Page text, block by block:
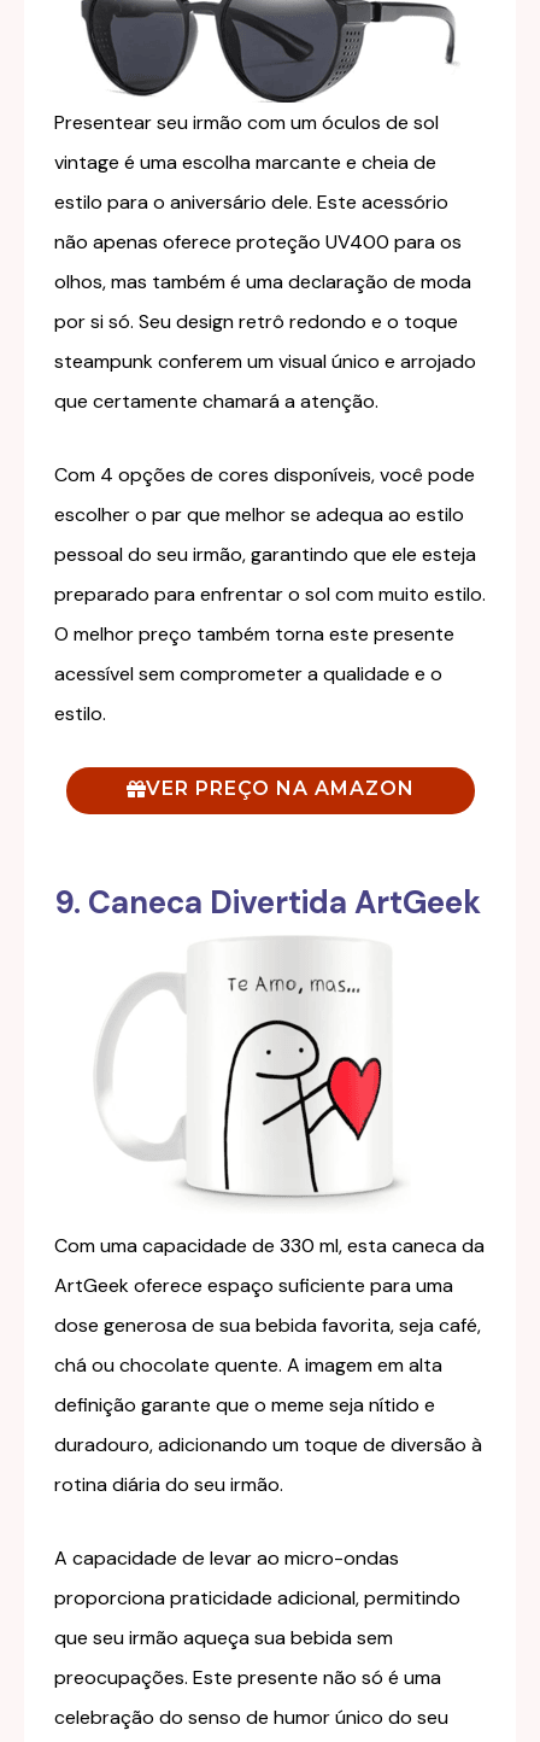
Presentear seu irmão com um óculos de sol
vintage é uma escolha marcante e cheia de
estilo para o aniversário dele. Este acessório
não apenas oferece proteção UV400 para os
olhos, mas também é uma declaração de moda
por si só. Seu design retrô redondo e o toque
steampunk conferem um visual único e arrojado
que certamente chamará a atenção.
Com 4 opções de cores disponíveis, você pode
escolher o par que melhor se adequa ao estilo
pessoal do seu irmão, garantindo que ele esteja
preparado para enfrentar o sol com muito estilo.
O melhor preço também torna este presente
acessível sem comprometer a qualidade e o
estilo.
VER PREÇO NA AMAZON
9. Caneca Divertida ArtGeek
Com uma capacidade de 330 ml, esta caneca da
ArtGeek oferece espaço suficiente para uma
dose generosa de sua bebida favorita, seja café,
chá ou chocolate quente. A imagem em alta
definição garante que o meme seja nítido e
duradouro, adicionando um toque de diversão à
rotina diária do seu irmão.
A capacidade de levar ao micro-ondas
proporciona praticidade adicional, permitindo
que seu irmão aqueça sua bebida sem
preocupações. Este presente não só é uma
celebração do senso de humor único do seu